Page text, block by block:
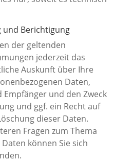
und Berichtigung
der geltenden
jederzeit das
Auskunft über Ihre
Daten,
und den Zweck
und ggf. ein Recht auf
dieser Daten.
Fragen zum Thema
können Sie sich